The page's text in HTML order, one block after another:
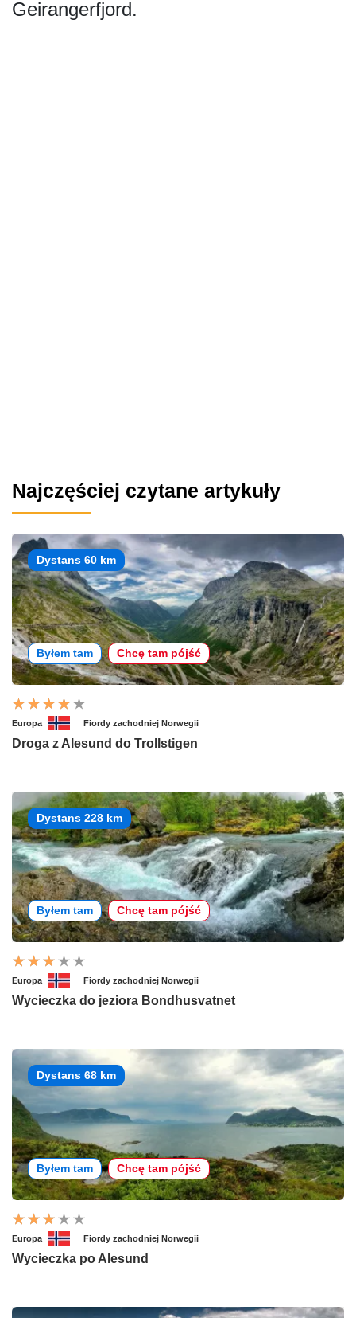
Geirangerfjord.
Najczęściej czytane artykuły
Dystans 60 km
Byłem tam Chcę tam pójść
Europa Fiordy zachodniej Norwegii
Droga z Alesund do Trollstigen
Dystans 228 km
Byłem tam Chcę tam pójść
Europa Fiordy zachodniej Norwegii
Wycieczka do jeziora Bondhusvatnet
Dystans 68 km
Byłem tam Chcę tam pójść
Europa Fiordy zachodniej Norwegii
Wycieczka po Alesund